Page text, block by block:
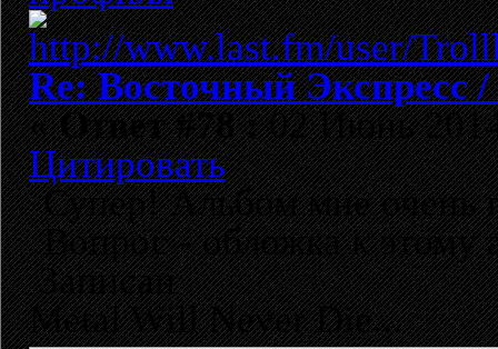
Re: Восточный Экспресс
«Ответ #78 :02 Июнь
Цитировать
Супер! Альбом мне очень
Вопрос - обложка к этому
Записан
Metal Will Never Die...